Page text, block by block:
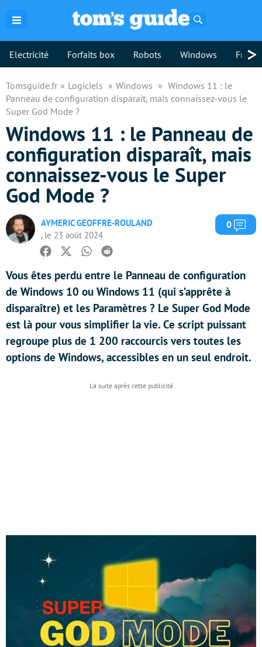
Electricité Forfaits box Robots Windows >
Tomsguide.fr Logiciels Windows
Windows 11 : le
Panneau de configuration disparaît, mais connaissez-vous le
Super God Mode ?
Windows 11 : le Panneau de
configuration disparaît, mais
connaissez-vous le Super
God Mode ?
AYMERIC GEOFFRE-ROULAND
, le 23 août 2024
0
Facebook
TwitterWhatsapp
Reddit
Vous êtes perdu entre le Panneau de configuration
de Windows 10 ou Windows 11 (qui s’apprête à
disparaître) et les Paramètres ? Le Super God Mode
est là pour vous simplifier la vie. Ce script puissant
regroupe plus de 1 200 raccourcis vers toutes les
options de Windows, accessibles en un seul endroit.